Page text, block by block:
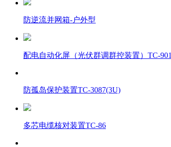
防逆流并网箱-户外型
配电自动化屏（光伏群调群控装置）TC-901
防孤岛保护装置TC-3087(3U)
多芯电缆核对装置TC-86